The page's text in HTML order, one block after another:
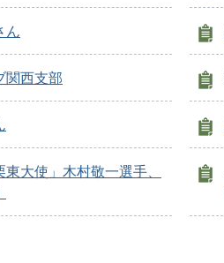
ん
関西支部
東大使」木村敬一選手、